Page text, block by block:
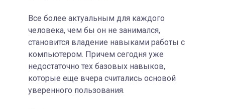
Все более актуальным для каждого
человека, чем бы он не занимался,
становится владение навыками работы с
компьютером. Причем сегодня уже
недостаточно тех базовых навыков,
которые еще вчера считались основой
уверенного пользования.